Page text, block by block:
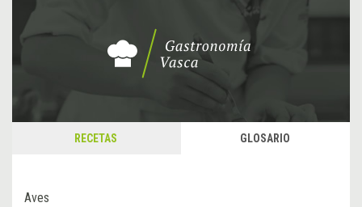
RECETAS GLOSARIO
Aves